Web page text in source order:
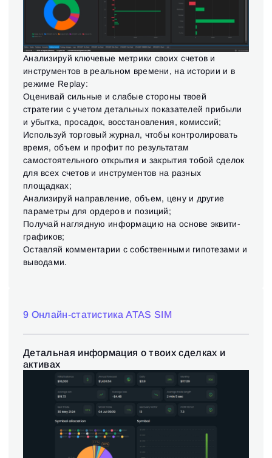
Анализируй ключевые метрики своих счетов и
инструментов в реальном времени, на истории и в
режиме Replay:
Оценивай сильные и слабые стороны твоей
стратегии с учетом детальных показателей прибыли
и убытка, просадок, восстановления, комиссий;
Используй торговый журнал, чтобы контролировать
время, объем и профит по результатам
самостоятельного открытия и закрытия тобой сделок
для всех счетов и инструментов на разных
площадках;
Анализируй направление, объем, цену и другие
параметры для ордеров и позиций;
Получай наглядную информацию на основе эквити-
графиков;
Оставляй комментарии с собственными гипотезами и
выводами.
9 Онлайн-статистика ATAS SIM
Детальная информация о твоих сделках и
активах